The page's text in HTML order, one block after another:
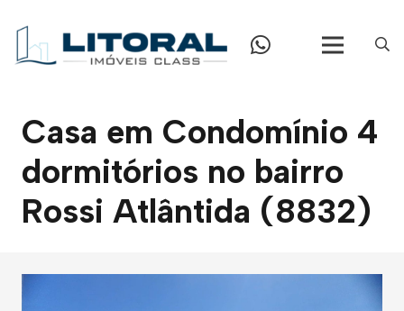
Casa em Condomínio 4
dormitórios no bairro
Rossi Atlântida (8832)